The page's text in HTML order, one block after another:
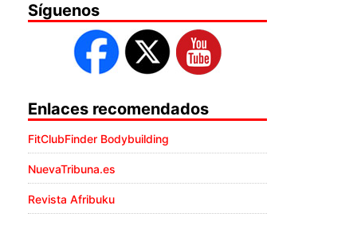
Síguenos
Enlaces recomendados
FitClubFinder Bodybuilding
NuevaTribuna.es
Revista Afribuku